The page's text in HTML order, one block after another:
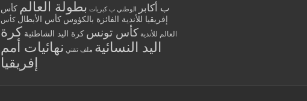
ب أكابر
الوطني ب كبريات بطولة العالم كأس
إفريقيا للأندية الفائزة بالكؤوس كأس الأبطال كأس
العالم للأندية كأس تونس كرة اليد الشاطئية كرة
اليد النسائية ملف تقني نهائيات أمم
إفريقيا